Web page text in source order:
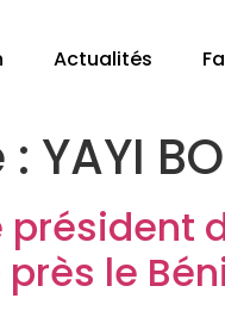
Actualités
: YAYI
président
le